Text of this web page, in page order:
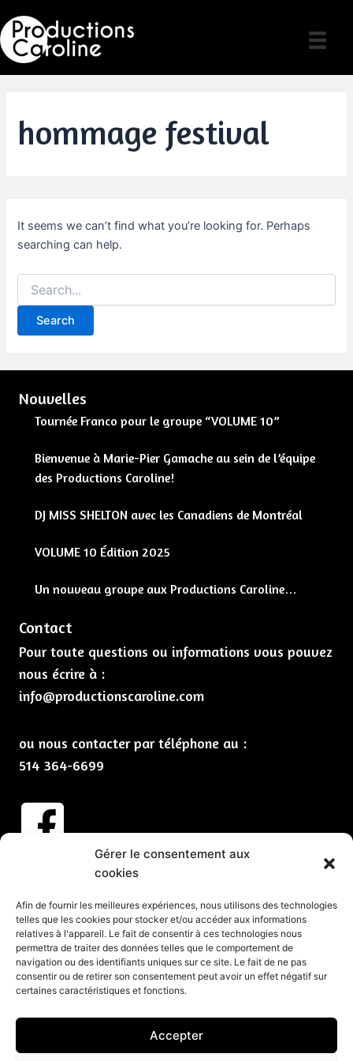
Gérer le consentement aux
cookies
Afin de fournir les meilleures expériences, nous utilisons des technologies
telles que les cookies pour stocker et/ou accéder aux informations
relatives à l'appareil. Le fait de consentir à ces technologies nous
permettra de traiter des données telles que le comportement de
navigation ou des identifiants uniques sur ce site. Le fait de ne pas
consentir ou de retirer son consentement peut avoir un effet négatif sur
certaines caractéristiques et fonctions.
Accepter
to
content
hommage festival
It seems we can’t find what you’re looking for. Perhaps
searching can help.
Search
for:
Nouvelles
Tournée Franco pour le groupe “VOLUME 10”
Bienvenue à Marie-Pier Gamache au sein de l’équipe
des Productions Caroline!
DJ MISS SHELTON avec les Canadiens de Montréal
VOLUME 10 Édition 2025
Un nouveau groupe aux Productions Caroline…
Contact
Pour toute questions ou informations vous pouvez
nous écrire à :
info@productionscaroline.com
ou nous contacter par téléphone au :
514 364-6699
Abonnez-vous à nos infolettres
Services
Spectacles et animation pour vos partys de Noël
Spectacles pour événements corporatifs
Groupes de musique pour événements
Organisation d’événements corporatifs